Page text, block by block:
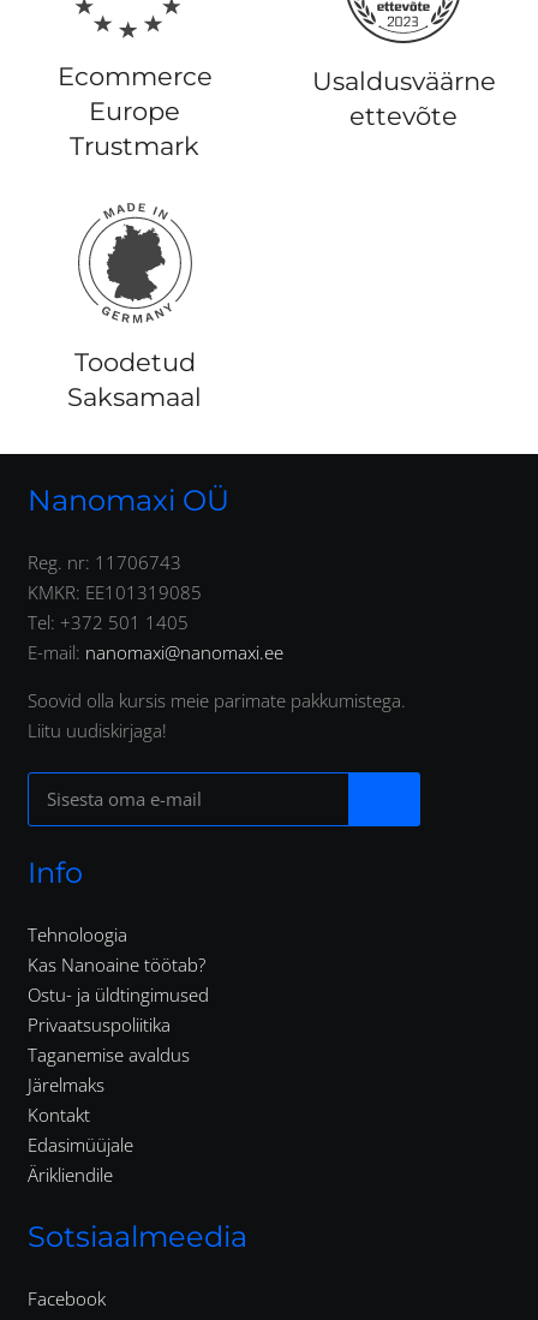
Ecommerce
Europe
Trustmark
Usaldusväärne
ettevõte
Toodetud
Saksamaal
Nanomaxi OÜ
Reg. nr: 11706743
KMKR: EE101319085
Tel: +372 501 1405
E-mail: nanomaxi@nanomaxi.ee
Soovid olla kursis meie parimate pakkumistega.
Liitu uudiskirjaga!
Info
Tehnoloogia
Kas Nanoaine töötab?
Ostu- ja üldtingimused
Privaatsuspoliitika
Taganemise avaldus
Järelmaks
Kontakt
Edasimüüjale
Ärikliendile
Sotsiaalmeedia
Facebook